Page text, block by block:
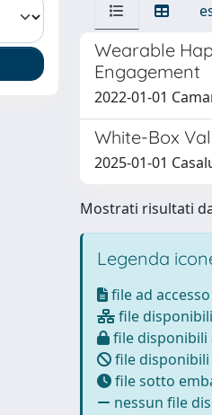
Wearable
Engagement
2022-01-01
White-Box
2025-01-01
Mostrati risultati
Legenda
file ad
file
file
file
file sotto
nessun file